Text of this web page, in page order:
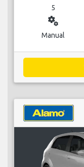
5
miscellaneous_services
Manual